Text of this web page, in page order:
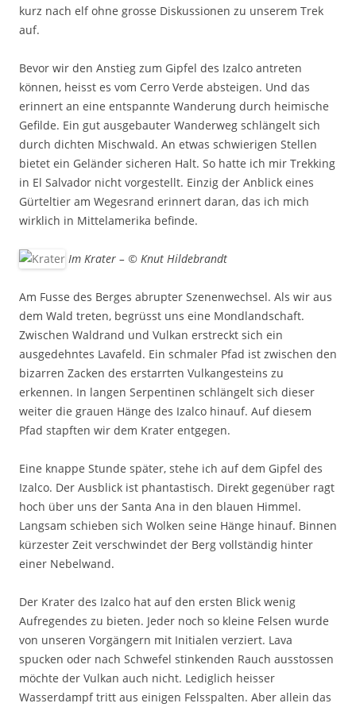
kurz nach elf ohne grosse Diskussionen zu unserem Trek
auf.
Bevor wir den Anstieg zum Gipfel des Izalco antreten
können, heisst es vom Cerro Verde absteigen. Und das
erinnert an eine entspannte Wanderung durch heimische
Gefilde. Ein gut ausgebauter Wanderweg schlängelt sich
durch dichten Mischwald. An etwas schwierigen Stellen
bietet ein Geländer sicheren Halt. So hatte ich mir Trekking
in El Salvador nicht vorgestellt. Einzig der Anblick eines
Gürteltier am Wegesrand erinnert daran, das ich mich
wirklich in Mittelamerika befinde.
Im Krater – © Knut Hildebrandt
Am Fusse des Berges abrupter Szenenwechsel. Als wir aus
dem Wald treten, begrüsst uns eine Mondlandschaft.
Zwischen Waldrand und Vulkan erstreckt sich ein
ausgedehntes Lavafeld. Ein schmaler Pfad ist zwischen den
bizarren Zacken des erstarrten Vulkangesteins zu
erkennen. In langen Serpentinen schlängelt sich dieser
weiter die grauen Hänge des Izalco hinauf. Auf diesem
Pfad stapften wir dem Krater entgegen.
Eine knappe Stunde später, stehe ich auf dem Gipfel des
Izalco. Der Ausblick ist phantastisch. Direkt gegenüber ragt
hoch über uns der Santa Ana in den blauen Himmel.
Langsam schieben sich Wolken seine Hänge hinauf. Binnen
kürzester Zeit verschwindet der Berg vollständig hinter
einer Nebelwand.
Der Krater des Izalco hat auf den ersten Blick wenig
Aufregendes zu bieten. Jeder noch so kleine Felsen wurde
von unseren Vorgängern mit Initialen verziert. Lava
spucken oder nach Schwefel stinkenden Rauch ausstossen
möchte der Vulkan auch nicht. Lediglich heisser
Wasserdampf tritt aus einigen Felsspalten. Aber allein das